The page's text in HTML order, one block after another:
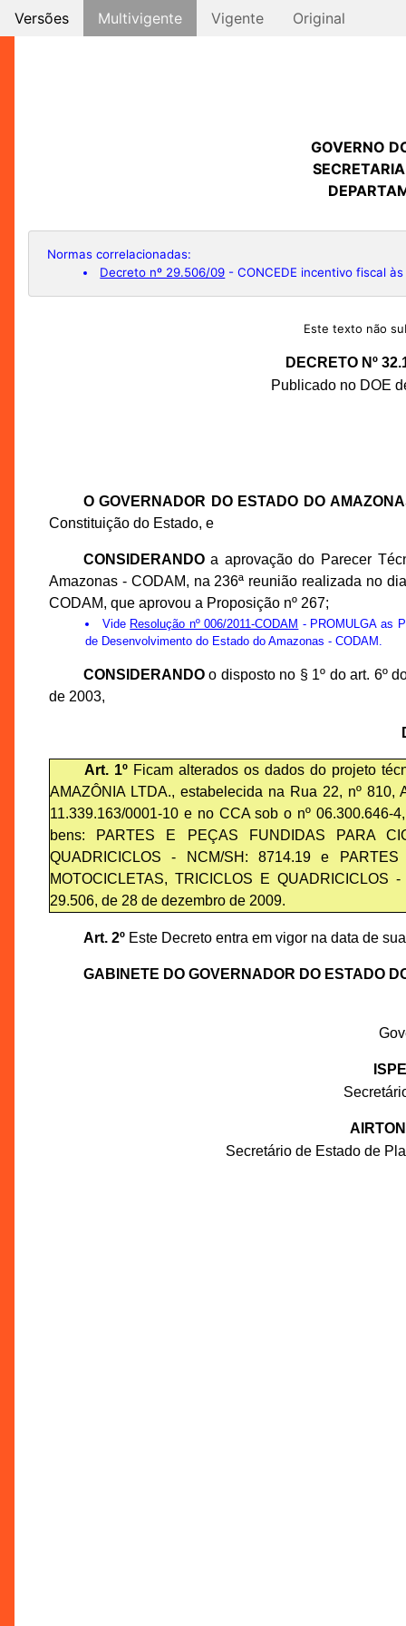
Versões Multivigente Vigente Original
GOVERNO
Normas correlacionadas:
Decreto nº 29.506/09 - CONCEDE incentivo fiscal
Este texto não
DECRETO Nº
Publicado no DOE
O GOVERNADOR DO ESTADO DO
Constituição do Estado, e
CONSIDERANDOa aprovação do Parecer
Amazonas - CODAM, na 236ª reunião realizada no
CODAM, que aprovou a Proposição nº 267;
Vide Resolução nº 006/2011-CODAM - PROMULGA as
de Desenvolvimento do Estado do Amazonas - CODAM.
CONSIDERANDOo disposto no § 1º do art. 6º
de 2003,
Art. 1ºFicam alterados os dados do projeto
AMAZÔNIA LTDA., estabelecida na Rua 22, nº
11.339.163/0001-10 e no CCA sob o nº
bens: PARTES E PEÇAS FUNDIDAS PARA
QUADRICICLOS - NCM/SH: 8714.19 e
MOTOCICLETAS, TRICICLOS E
29.506, de 28 de dezembro de 2009.
Art. 2ºEste Decreto entra em vigor na data de
GABINETE DO GOVERNADOR DO ESTADO
Secretário de Estado de